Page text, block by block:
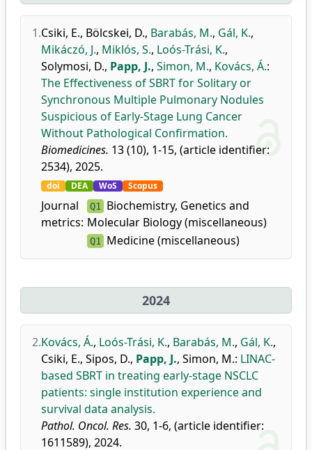
1.Csiki, E., Bölcskei, D., Barabás, M., Gál, K.,
Mikáczó, J., Miklós, S., Loós-Trási, K.,
Solymosi, D., Papp, J., Simon, M., Kovács, Á.:
The Effectiveness of SBRT for Solitary or
Synchronous Multiple Pulmonary Nodules
Suspicious of Early-Stage Lung Cancer
Without Pathological Confirmation.
Biomedicines. 13 (10), 1-15, (article identifier:
2534), 2025.
doi DEA WoS Scopus
Journal
metrics:
Q1
Biochemistry, Genetics and
Molecular Biology (miscellaneous)
Q1 Medicine (miscellaneous)
2024
2.Kovács, Á., Loós-Trási, K., Barabás, M., Gál, K.,
Csiki, E., Sipos, D., Papp, J., Simon, M.: LINAC-
based SBRT in treating early-stage NSCLC
patients: single institution experience and
survival data analysis.
Pathol. Oncol. Res. 30, 1-6, (article identifier:
1611589), 2024.